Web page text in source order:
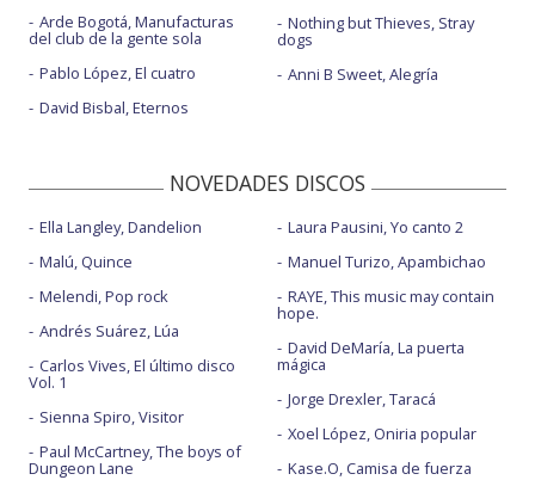
Arde Bogotá, Manufacturas
del club de la gente sola
Pablo López, El cuatro
David Bisbal, Eternos
Nothing but Thieves, Stray
dogs
Anni B Sweet, Alegría
NOVEDADES DISCOS
Ella Langley, Dandelion
Malú, Quince
Melendi, Pop rock
Andrés Suárez, Lúa
Carlos Vives, El último disco
Vol. 1
Sienna Spiro, Visitor
Paul McCartney, The boys of
Dungeon Lane
Laura Pausini, Yo canto 2
Manuel Turizo, Apambichao
RAYE, This music may contain
hope.
David DeMaría, La puerta
mágica
Jorge Drexler, Taracá
Xoel López, Oniria popular
Kase.O, Camisa de fuerza